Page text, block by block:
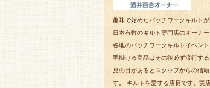
趣味で始めたパッチワークキルトが
日本有数のキルト専門店のオーナ
各地のパッチワークキルトイベント
手掛ける商品はその後必ず流行す
見の目があるとスタッフからの信
す。 キルトを愛する店長です。実